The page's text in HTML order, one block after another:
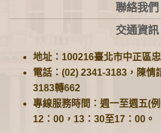
聯絡我們
交通資訊
地址：100216臺北市中正區
電話：(02) 2341-3183，陳情
3183轉662
專線服務時間：週一至週五(
12：00，13：30至17：00。